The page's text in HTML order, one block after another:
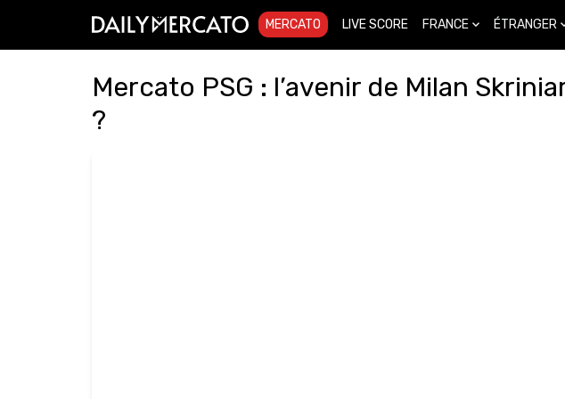
MERCATO LIVE SCORE FRANCE ÉTRANGER
Mercato PSG : l’avenir de Milan
?